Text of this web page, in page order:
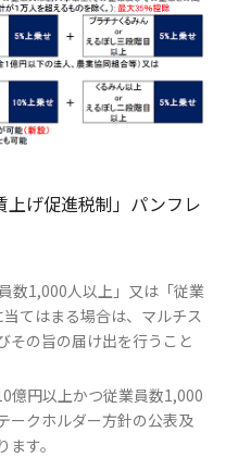
上げ促進税制」パンフレ
数1,000人以上」又は「従業
てはまる場合は、マルチス
その旨の届け出を行うこと
億円以上かつ従業員数1,000
ークホルダー方針の公表及
す。